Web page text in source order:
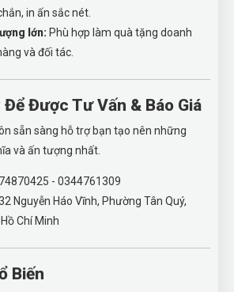
in ấn sắc nét.
lớn: Phù hợp làm quà tặng doanh
và đối tác.
Để Được Tư Vấn & Báo Giá
sẵn sàng hỗ trợ bạn tạo nên những
và ấn tượng nhất.
- 0344761309
Nguyễn Háo Vĩnh, Phường Tân Quý,
Chí Minh
Biến